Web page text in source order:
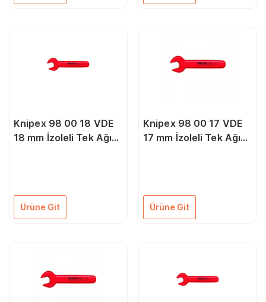
Knipex 98 00 18 VDE
18 mm İzoleli Tek Ağız
Ürüne Git
Knipex 98 00 17 VDE
17 mm İzoleli Tek Ağız
Ürüne Git